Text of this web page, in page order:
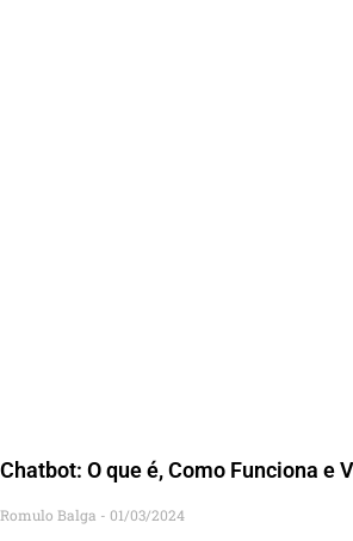
Chatbot: O que é, Como Funciona e
Romulo Balga 01/03/2024